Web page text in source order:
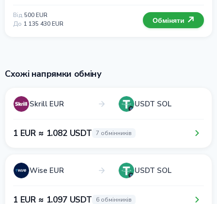
Від 500 EUR
До 1 135 430 EUR Обміняти
Схожі напрямки обміну
Skrill EUR USDT SOL
1 EUR ≈ 1.082 USDT 7 обмінників
Wise EUR USDT SOL
1 EUR ≈ 1.097 USDT 6 обмінників